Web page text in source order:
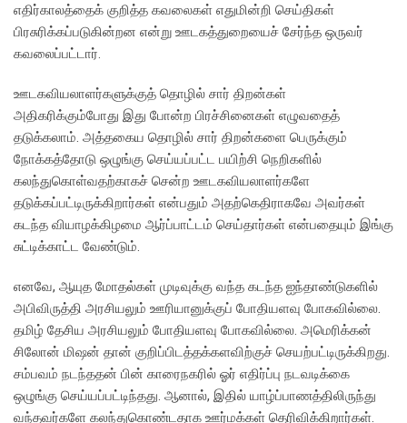
எதிர்காலத்தைக் குறித்த கவலைகள் எதுமின்றி செய்திகள்
பிரசுரிக்கப்படுகின்றன என்று ஊடகத்துறையைச் சேர்ந்த ஒருவர்
கவலைப்பட்டார்.
ஊடகவியலாளர்களுக்குத் தொழில் சார் திறன்கள்
அதிகரிக்கும்போது இது போன்ற பிரச்சினைகள் எழுவதைத்
தடுக்கலாம். அத்தகைய தொழில் சார் திறன்களை பெருக்கும்
நோக்கத்தோடு ஒழுங்கு செய்யப்பட்ட பயிற்சி நெறிகளில்
கலந்துகொள்வதற்காகச் சென்ற ஊடகவியலாளர்களே
தடுக்கப்பட்டிருக்கிறார்கள் என்பதும் அதற்கெதிராகவே அவர்கள்
கடந்த வியாழக்கிழமை ஆர்ப்பாட்டம் செய்தார்கள் என்பதையும் இங்கு
சுட்டிக்காட்ட வேண்டும்.
எனவே, ஆயுத மோதல்கள் முடிவுக்கு வந்த கடந்த ஐந்தாண்டுகளில்
அபிவிருத்தி அரசியலும் ஊரியானுக்குப் போதியளவு போகவில்லை.
தமிழ் தேசிய அரசியலும் போதியளவு போகவில்லை. அமெரிக்கன்
சிலோன் மிஷன் தான் குறிப்பிடத்தக்களவிற்குச் செயற்பட்டிருக்கிறது.
சம்பவம் நடந்ததன் பின் காரைநகரில் ஓர் எதிர்ப்பு நடவடிக்கை
ஒழுங்கு செய்யப்பட்டிந்தது. ஆனால், இதில் யாழ்ப்பாணத்திலிருந்து
வந்தவர்களே கலந்துகொண்டதாக ஊர்மக்கள் தெரிவிக்கிறார்கள்.